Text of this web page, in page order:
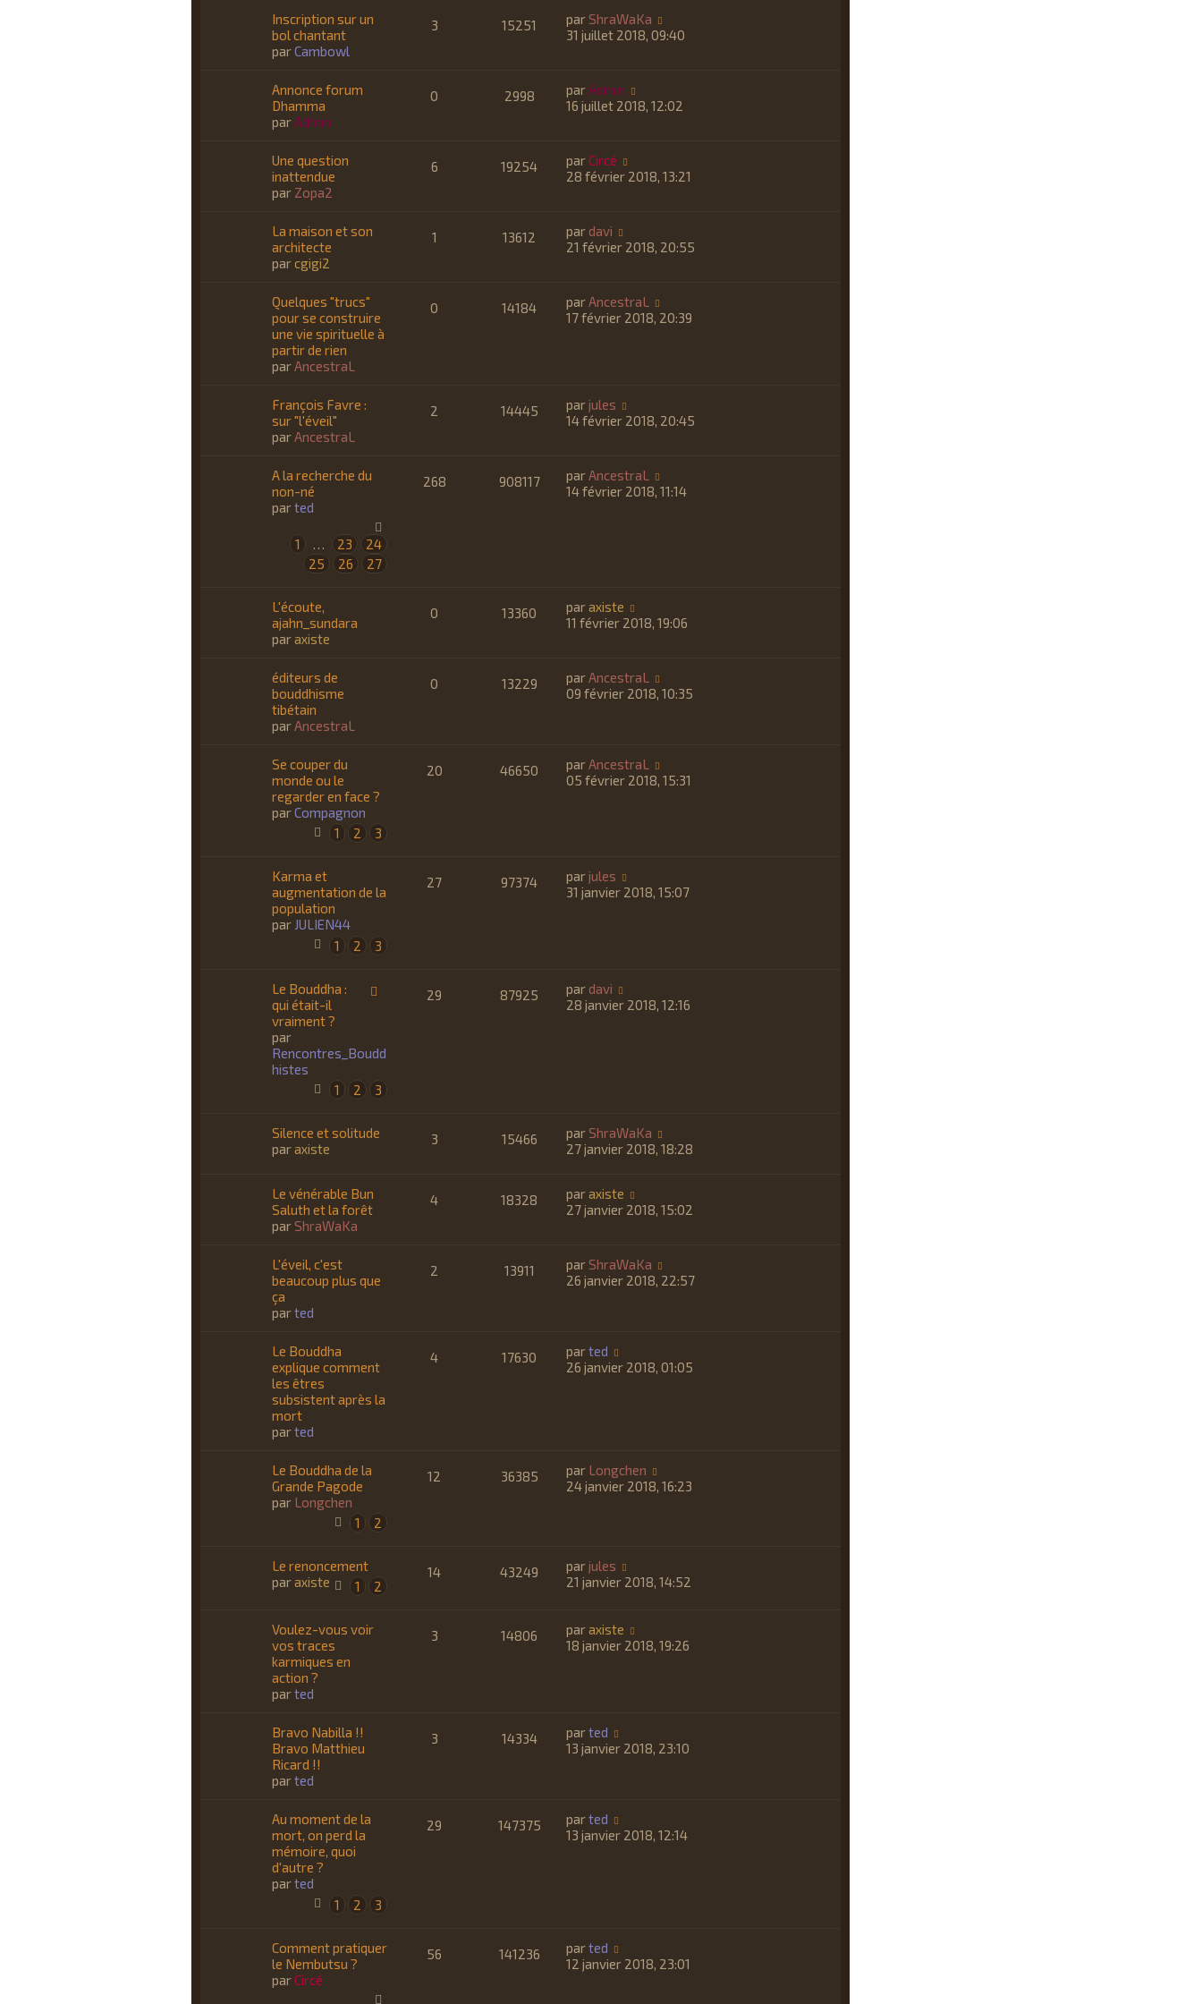
Inscription sur un
bol chantant
parCambowl
3 15251 parShraWaKa
31 juillet 2018, 09:40
Annonce forum
Dhamma
par Admin
0 2998 par Admin
16 juillet 2018, 12:02
Une question
inattendue
par Zopa2
6 19254 parCircé
28 février 2018, 13:21
La maison et son
architecte
parcgigi2
1 13612 pardavi
21 février 2018, 20:55
Quelques "trucs"
pour se construire
une vie spirituelle à
partir de rien
par AncestraL
0 14184 par AncestraL
17 février 2018, 20:39
François Favre :
sur "l'éveil"
par AncestraL
2 14445 parjules
14 février 2018, 20:45
A la recherche du
non-né
parted
1 … 23
24
25
26 27
268 908117 par AncestraL
14 février 2018, 11:14
L'écoute,
ajahn_sundara
paraxiste
0 13360 paraxiste
11 février 2018, 19:06
éditeurs de
bouddhisme
tibétain
parAncestraL
0 13229 parAncestraL
09 février 2018, 10:35
Se couper du
monde ou le
regarder en face ?
parCompagnon
1
2 3
20 46650 parAncestraL
05 février 2018, 15:31
Karma et
augmentation de la
population
par JULIEN44
1
2 3
27 97374 parjules
31 janvier 2018, 15:07
Le Bouddha :
qui était-il
vraiment ?
par
Rencontres_Boudd
histes
1
2 3
29 87925 pardavi
28 janvier 2018, 12:16
Silence et solitude
paraxiste
3 15466 parShraWaKa
27 janvier 2018, 18:28
Le vénérable Bun
Saluth et la forêt
parShraWaKa
4 18328 paraxiste
27 janvier 2018, 15:02
L'éveil, c'est
beaucoup plus que
ça
parted
2 13911 parShraWaKa
26 janvier 2018, 22:57
Le Bouddha
explique comment
les êtres
subsistent après la
mort
parted
4 17630 parted
26 janvier 2018, 01:05
Le Bouddha de la
Grande Pagode
par Longchen
1
2
12 36385 par Longchen
24 janvier 2018, 16:23
Le renoncement
paraxiste 1 2
14 43249 parjules
21 janvier 2018, 14:52
Voulez-vous voir
vos traces
karmiques en
action ?
parted
3 14806 paraxiste
18 janvier 2018, 19:26
Bravo Nabilla !!
Bravo Matthieu
Ricard !!
parted
3 14334 parted
13 janvier 2018, 23:10
Au moment de la
mort, on perd la
mémoire, quoi
d'autre ?
parted
1
2 3
29 147375 parted
13 janvier 2018, 12:14
Comment pratiquer
le Nembutsu ?
parCircé
56 141236 parted
12 janvier 2018, 23:01